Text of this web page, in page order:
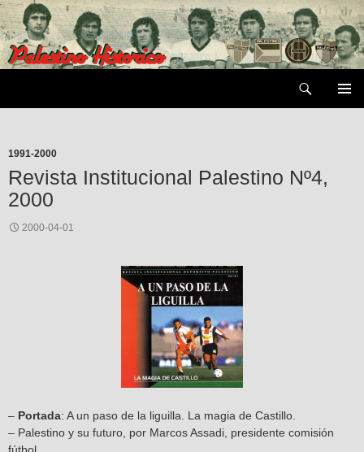
Saltar
al
contenido
1991-2000
Revista Institucional Palestino Nº4,
2000
2000-04-01
– Portada: A un paso de la liguilla. La magia de Castillo.
– Palestino y su futuro, por Marcos Assadi, presidente comisión